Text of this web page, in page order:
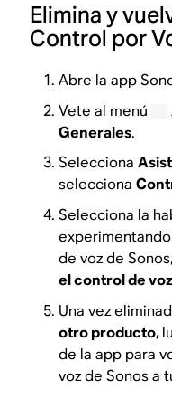
Elimina y
Control por
Abre la app
Vete al menú
Generales.
Selecciona
selecciona
Selecciona la
de voz de
el control de
Una vez
otro producto,
de la app para
voz de Sonos a